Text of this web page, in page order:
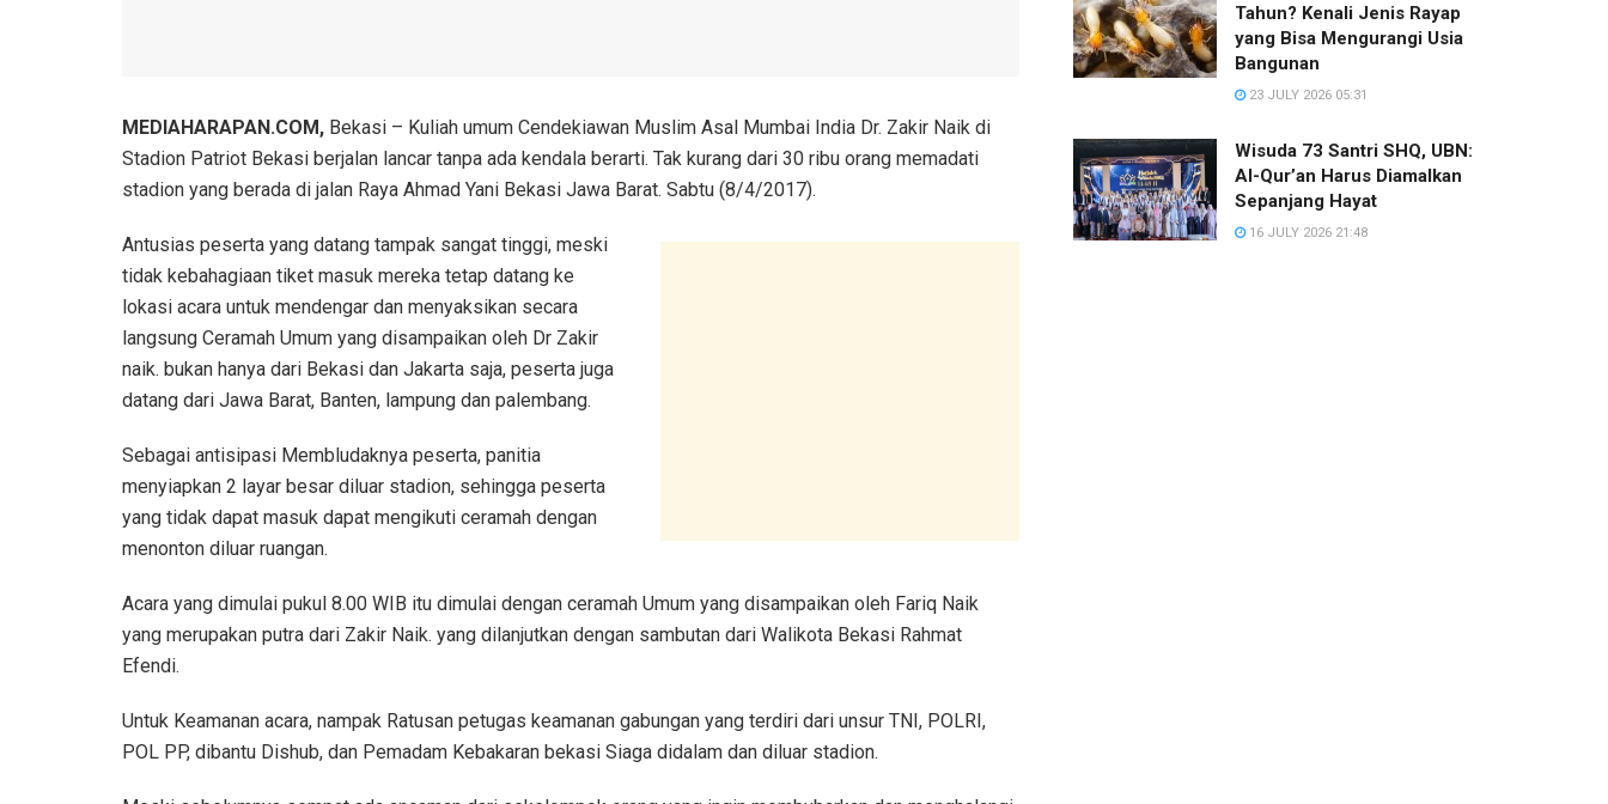
MEDIAHARAPAN.COM, Bekasi – Kuliah umum Cendekiawan Muslim Asal Mumbai India Dr. Zakir Naik di
Stadion Patriot Bekasi berjalan lancar tanpa ada kendala berarti. Tak kurang dari 30 ribu orang memadati
stadion yang berada di jalan Raya Ahmad Yani Bekasi Jawa Barat. Sabtu (8/4/2017).
Antusias peserta yang datang tampak sangat tinggi, meski
tidak kebahagiaan tiket masuk mereka tetap datang ke
lokasi acara untuk mendengar dan menyaksikan secara
langsung Ceramah Umum yang disampaikan oleh Dr Zakir
naik. bukan hanya dari Bekasi dan Jakarta saja, peserta juga
datang dari Jawa Barat, Banten, lampung dan palembang.
Sebagai antisipasi Membludaknya peserta, panitia
menyiapkan 2 layar besar diluar stadion, sehingga peserta
yang tidak dapat masuk dapat mengikuti ceramah dengan
menonton diluar ruangan.
Acara yang dimulai pukul 8.00 WIB itu dimulai dengan ceramah Umum yang disampaikan oleh Fariq Naik
yang merupakan putra dari Zakir Naik. yang dilanjutkan dengan sambutan dari Walikota Bekasi Rahmat
Efendi.
Untuk Keamanan acara, nampak Ratusan petugas keamanan gabungan yang terdiri dari unsur TNI, POLRI,
POL PP, dibantu Dishub, dan Pemadam Kebakaran bekasi Siaga didalam dan diluar stadion.
Tahun? Kenali Jenis Rayap
yang Bisa Mengurangi Usia
Bangunan
23 JULY 2026 05:31
Wisuda 73 Santri SHQ, UBN:
Al-Qur’an Harus Diamalkan
Sepanjang Hayat
16 JULY 2026 21:48